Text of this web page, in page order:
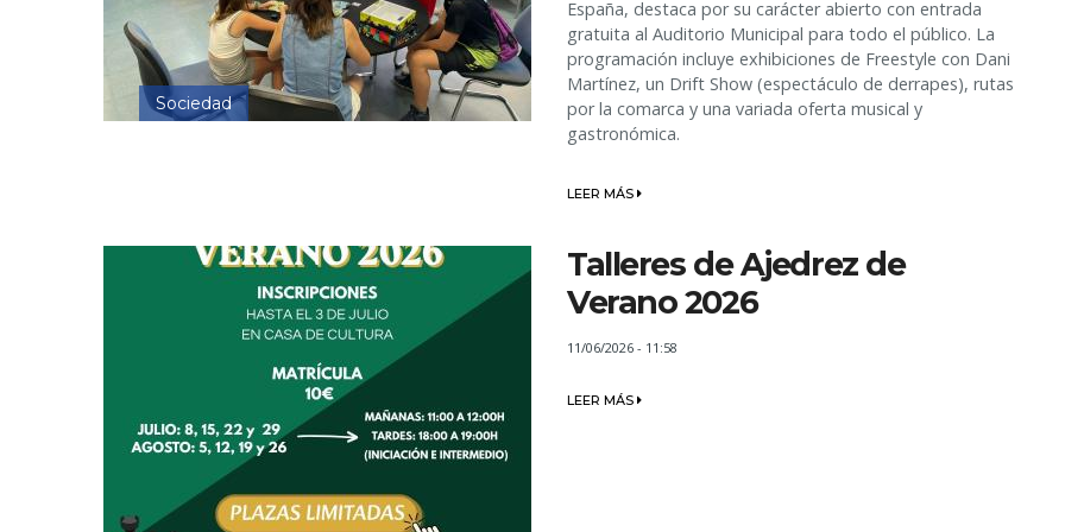
Sociedad
España, destaca por su carácter abierto con entrada
gratuita al Auditorio Municipal para todo el público. La
programación incluye exhibiciones de Freestyle con Dani
Martínez, un Drift Show (espectáculo de derrapes), rutas
por la comarca y una variada oferta musical y
gastronómica.
LEER MÁS
Talleres de Ajedrez de
Verano 2026
11/06/2026 - 11:58
LEER MÁS